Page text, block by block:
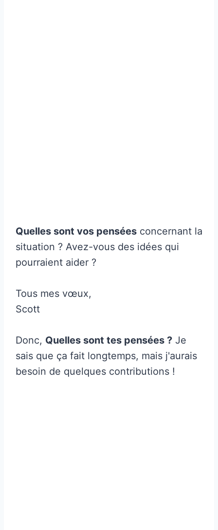
Quelles sont vos pensées concernant la
situation ? Avez-vous des idées qui
pourraient aider ?
Tous mes vœux,
Scott
Donc, Quelles sont tes pensées ? Je
sais que ça fait longtemps, mais j'aurais
besoin de quelques contributions !